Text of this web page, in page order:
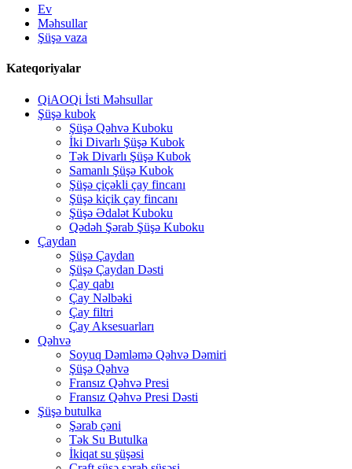
Ev
Məhsullar
Şüşə vaza
Kateqoriyalar
QiAOQi İsti Məhsullar
Şüşə kubok
Şüşə Qəhvə Kuboku
İki Divarlı Şüşə Kubok
Tək Divarlı Şüşə Kubok
Samanlı Şüşə Kubok
Şüşə çiçəkli çay fincanı
Şüşə kiçik çay fincanı
Şüşə Ədalət Kuboku
Qədəh Şərab Şüşə Kuboku
Çaydan
Şüşə Çaydan
Şüşə Çaydan Dəsti
Çay qabı
Çay Nəlbəki
Çay filtri
Çay Aksesuarları
Qəhvə
Soyuq Dəmləmə Qəhvə Dəmiri
Şüşə Qəhvə
Fransız Qəhvə Presi
Fransız Qəhvə Presi Dəsti
Şüşə butulka
Şərab çəni
Tək Su Butulka
İkiqat su şüşəsi